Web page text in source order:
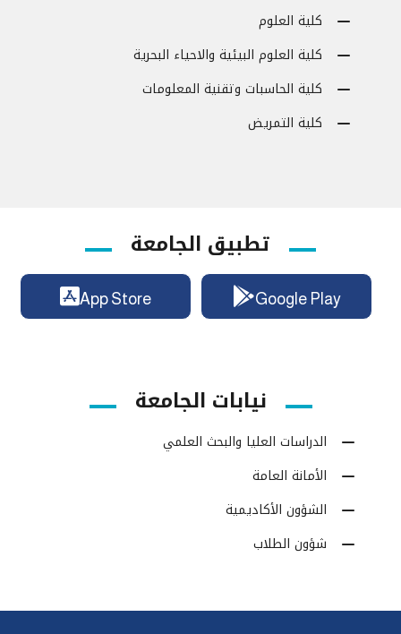
كلية العلوم
كلية العلوم البيئية والاحياء البحرية
كلية الحاسبات وتقنية المعلومات
كلية التمريض
تطبيق الجامعة
Google Play
App Store
نيابات الجامعة
الدراسات العليا والبحث العلمي
الأمانة العامة
الشؤون الأكاديمية
شؤون الطلاب